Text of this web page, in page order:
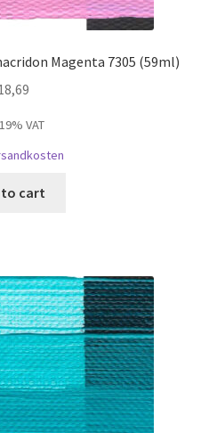
Magenta 7305 (59ml)
VAT
to cart